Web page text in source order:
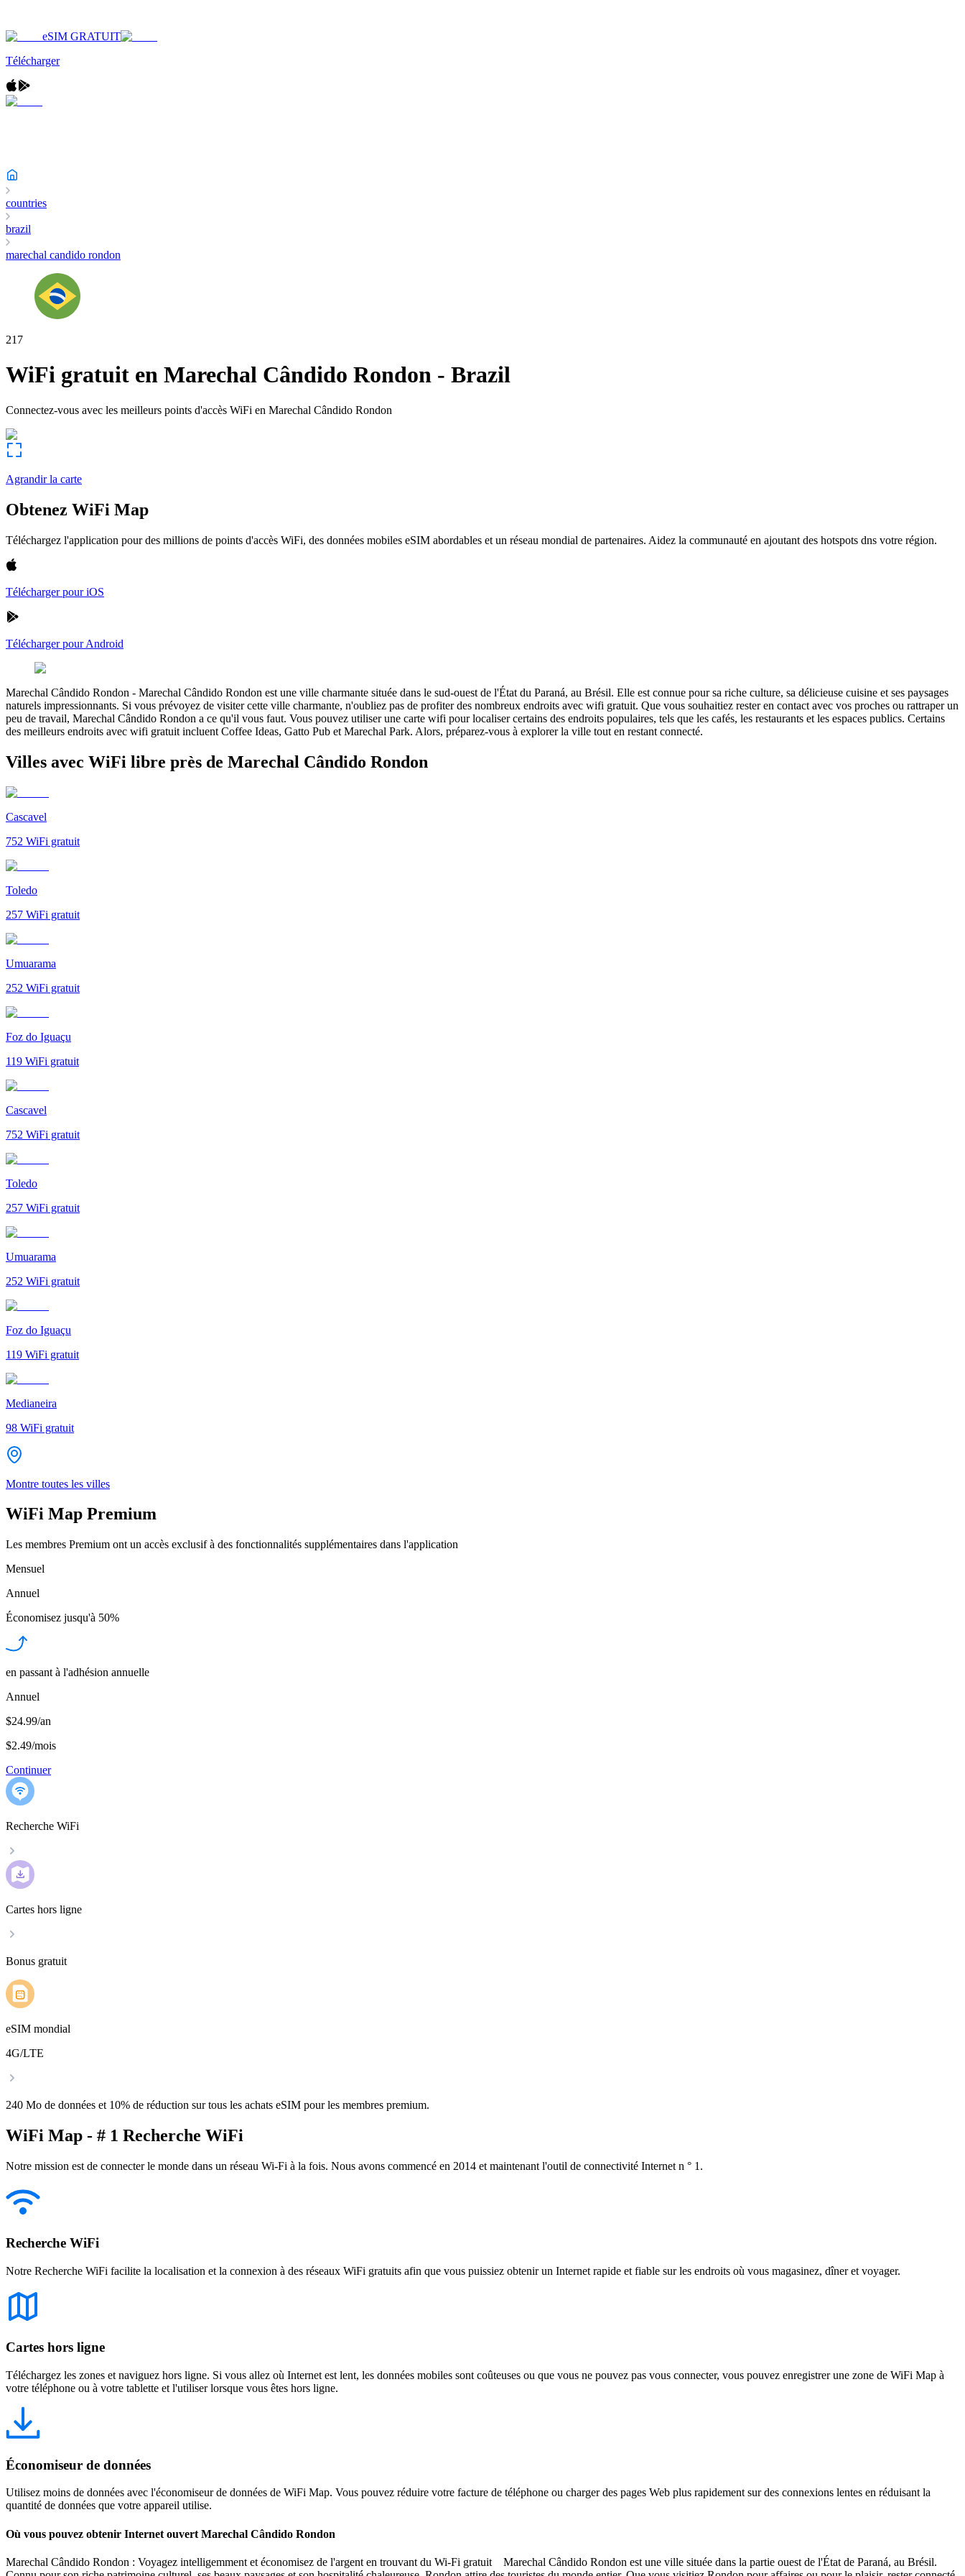
eSIM GRATUIT
Télécharger
countries
brazil
marechal candido rondon
217
WiFi gratuit en Marechal Cândido Rondon - Brazil
Connectez-vous avec les meilleurs points d'accès WiFi en Marechal Cândido Rondon
Agrandir la carte
Obtenez WiFi Map
Téléchargez l'application pour des millions de points d'accès WiFi, des données mobiles eSIM abordables et un réseau mondial de partenaires. Aidez la communauté en ajoutant des hotspots dns votre région.
Télécharger pour iOS
Télécharger pour Android
Marechal Cândido Rondon - Marechal Cândido Rondon est une ville charmante située dans le sud-ouest de l'État du Paraná, au Brésil. Elle est connue pour sa riche culture, sa délicieuse cuisine et ses paysages
naturels impressionnants. Si vous prévoyez de visiter cette ville charmante, n'oubliez pas de profiter des nombreux endroits avec wifi gratuit. Que vous souhaitiez rester en contact avec vos proches ou rattraper un
peu de travail, Marechal Cândido Rondon a ce qu'il vous faut. Vous pouvez utiliser une carte wifi pour localiser certains des endroits populaires, tels que les cafés, les restaurants et les espaces publics. Certains
des meilleurs endroits avec wifi gratuit incluent Coffee Ideas, Gatto Pub et Marechal Park. Alors, préparez-vous à explorer la ville tout en restant connecté.
Villes avec WiFi libre près de Marechal Cândido Rondon
Cascavel
752 WiFi gratuit
Toledo
257 WiFi gratuit
Umuarama
252 WiFi gratuit
Foz do Iguaçu
119 WiFi gratuit
Cascavel
752 WiFi gratuit
Toledo
257 WiFi gratuit
Umuarama
252 WiFi gratuit
Foz do Iguaçu
119 WiFi gratuit
Medianeira
98 WiFi gratuit
Montre toutes les villes
WiFi Map Premium
Les membres Premium ont un accès exclusif à des fonctionnalités supplémentaires dans l'application
Mensuel
Annuel
Économisez jusqu'à 50%
en passant à l'adhésion annuelle
Annuel
$24.99/an
$2.49/mois
Continuer
Recherche WiFi
Cartes hors ligne
Bonus gratuit
eSIM mondial
4G/LTE
240 Mo de données et 10% de réduction sur tous les achats eSIM pour les membres premium.
WiFi Map - # 1 Recherche WiFi
Notre mission est de connecter le monde dans un réseau Wi-Fi à la fois. Nous avons commencé en 2014 et maintenant l'outil de connectivité Internet n ° 1.
Recherche WiFi
Notre Recherche WiFi facilite la localisation et la connexion à des réseaux WiFi gratuits afin que vous puissiez obtenir un Internet rapide et fiable sur les endroits où vous magasinez, dîner et voyager.
Cartes hors ligne
Téléchargez les zones et naviguez hors ligne. Si vous allez où Internet est lent, les données mobiles sont coûteuses ou que vous ne pouvez pas vous connecter, vous pouvez enregistrer une zone de WiFi Map à
votre téléphone ou à votre tablette et l'utiliser lorsque vous êtes hors ligne.
Économiseur de données
Utilisez moins de données avec l'économiseur de données de WiFi Map. Vous pouvez réduire votre facture de téléphone ou charger des pages Web plus rapidement sur des connexions lentes en réduisant la
quantité de données que votre appareil utilise.
Où vous pouvez obtenir Internet ouvert Marechal Cândido Rondon
Marechal Cândido Rondon : Voyagez intelligemment et économisez de l'argent en trouvant du Wi-Fi gratuit Marechal Cândido Rondon est une ville située dans la partie ouest de l'État de Paraná, au Brésil.